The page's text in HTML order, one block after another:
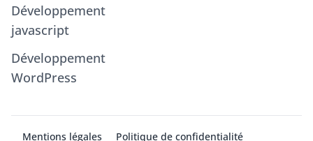
Développement
javascript
Développement
WordPress
Mentions légales Politique de confidentialité